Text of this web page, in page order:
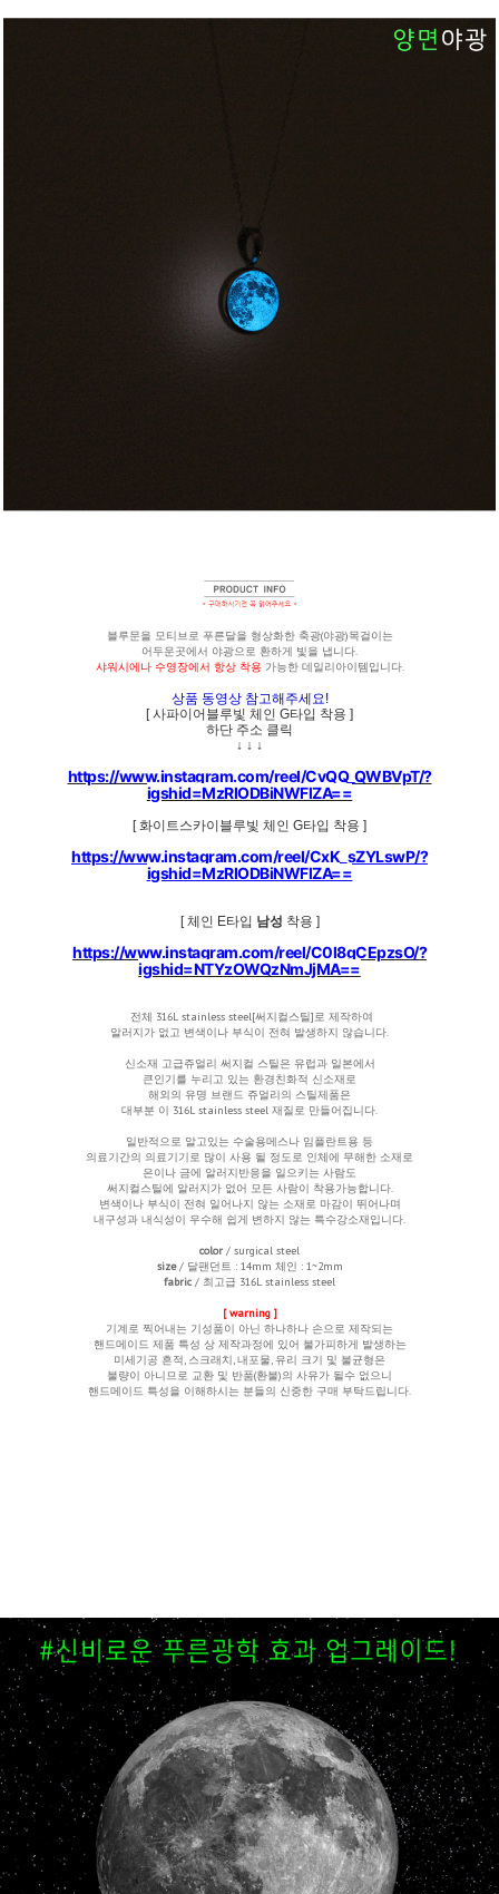
블루문을 모티브로 푸른달을 형상화한 축광(야광)목걸이는
어두운곳에서 야광으로 환하게 빛을 냅니다.
샤워시에나 수영장에서 항상 착용 가능한 데일리아이템입니다.
상품 동영상 참고해주세요!
[ 사파이어블루빛 체인 G타입 착용 ]
하단 주소 클릭
↓ ↓ ↓
https://www.instagram.com/reel/CvQQ_QWBVpT/?
igshid=MzRlODBiNWFlZA==
[ 화이트스카이블루빛 체인 G타입 착용 ]
https://www.instagram.com/reel/CxK_sZYLswP/?
igshid=MzRlODBiNWFlZA==
[ 체인 E타입 남성 착용 ]
https://www.instagram.com/reel/C0l8gCEpzsO/?
igshid=NTYzOWQzNmJjMA==
전체 316L stainless steel[써지컬스틸]로 제작하여
알러지가 없고 변색이나 부식이 전혀 발생하지 않습니다.
신소재 고급쥬얼리 써지컬 스틸은 유럽과 일본에서
큰인기를 누리고 있는 환경친화적 신소재로
해외의 유명 브랜드 쥬얼리의 스틸제품은
대부분 이 316L stainless steel 재질로 만들어집니다.
일반적으로 알고있는 수술용메스나 임플란트용 등
의료기간의 의료기기로 많이 사용 될 정도로 인체에 무해한 소재로
은이나 금에 알러지반응을 일으키는 사람도
써지컬스틸에 알러지가 없어 모든 사람이 착용가능합니다.
변색이나 부식이 전혀 일어나지 않는 소재로 마감이 뛰어나며
내구성과 내식성이 우수해 쉽게 변하지 않는 특수강소재입니다.
color / surgical steel
size/ 달팬던트 : 14mm 체인 : 1~2mm
fabric / 최고급 316L stainless steel
[ warning ]
기계로 찍어내는 기성품이 아닌 하나하나 손으로 제작되는
핸드메이드 제품 특성 상 제작과정에 있어 불가피하게 발생하는
미세기공 흔적, 스크래치, 내포물, 유리 크기 및 불균형은
불량이 아니므로 교환 및 반품(환불)의 사유가 될수 없으니
핸드메이드 특성을 이해하시는 분들의 신중한 구매 부탁드립니다.